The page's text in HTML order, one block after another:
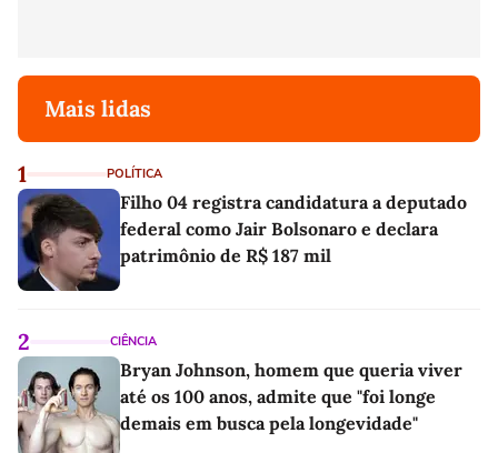
Mais lidas
1 POLÍTICA
Filho 04 registra candidatura a deputado
federal como Jair Bolsonaro e declara
patrimônio de R$ 187 mil
2 CIÊNCIA
Bryan Johnson, homem que queria viver
até os 100 anos, admite que "foi longe
demais em busca pela longevidade"